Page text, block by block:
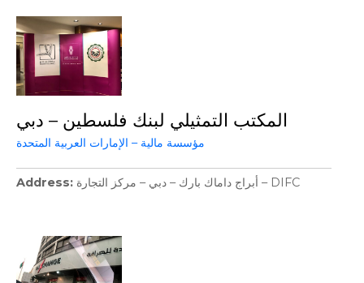
المكتب التمثيلي لبنك فلسطين – دبي
مؤسسة مالية – الإمارات العربية المتحدة
Address أبراج داماك بارك – دبي – مركز التجارة – DIFC